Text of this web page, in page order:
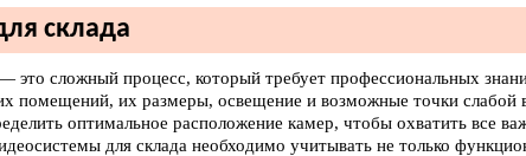
склада
это сложный процесс, который требует профессиональных
помещений, их размеры, освещение и возможные точки слабой
оптимальное расположение камер, чтобы охватить все
для склада необходимо учитывать не только